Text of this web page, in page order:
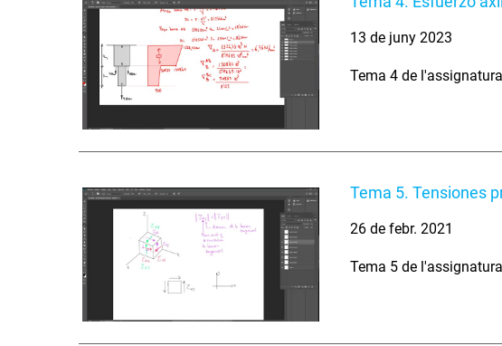
13 de juny 2023
Tema 4 de
Tema 5. Tensiones
26 de febr. 2021
Tema 5 de